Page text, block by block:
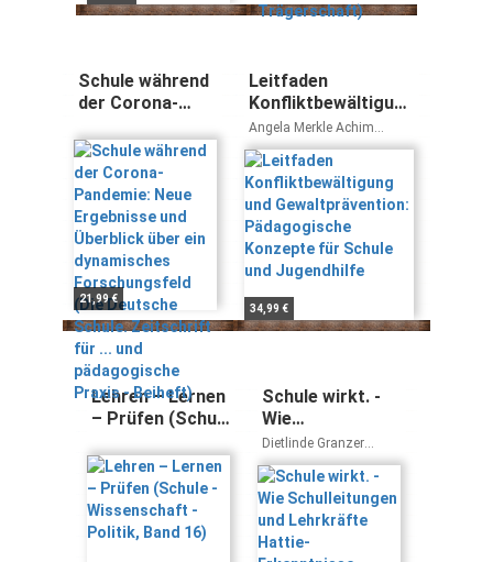
Schule während
der Corona-
Ergebnisse und
Überblick über
ein dynamisches
Forschungsfeld
(Die Deutsche
Schule.
Zeitschrift für ...
und
pädagogische
Praxis - Beiheft)
21,99 €
Leitfaden
Konfliktbewältigung
und
Gewaltprävention:
Pädagogische
Konzepte für
Schule und
Jugendhilfe
Angela Merkle Achim
Schröder
34,99 €
Lehren – Lernen
– Prüfen (Schule
Politik, Band 16)
Schule wirkt. -
Wie
Schulleitungen
und Lehrkräfte
Hattie-
Erkenntnisse
optimal nutzen
können: Buch
Dietlinde Granzer
Wolfgang Looss